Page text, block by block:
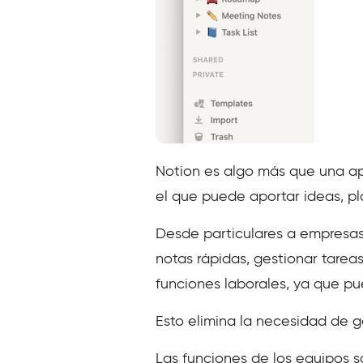
Notion es algo más que una
el que puede aportar ideas,
Desde particulares a
notas rápidas, gestionar
funciones laborales, ya que
Esto elimina la necesidad de
Las funciones de los equipos